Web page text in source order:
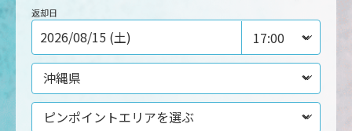
返却日